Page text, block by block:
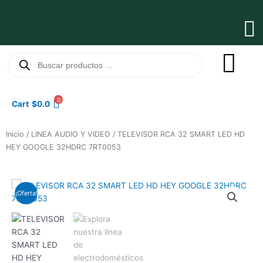
productos
Cart $0.0 0
Inicio / LINEA AUDIO Y VIDEO / TELEVISOR RCA 32 SMART LED HD
HEY GOOGLE 32HDRC 7RT0053
¡Oferta!